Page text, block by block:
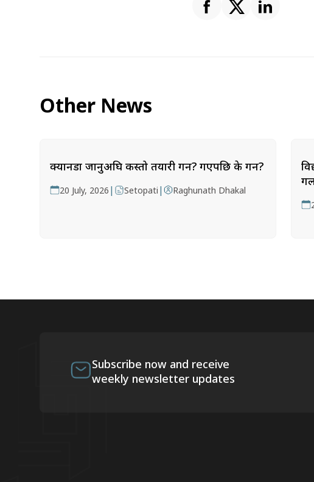
Other News
क्यानडा जानुअघि कस्तो तयारी गर्ने? गएपछि के गर्ने?
20 July, 2026 | Setopati | Raghunath Dhakal
Subscribe now and receive
weekly newsletter updates